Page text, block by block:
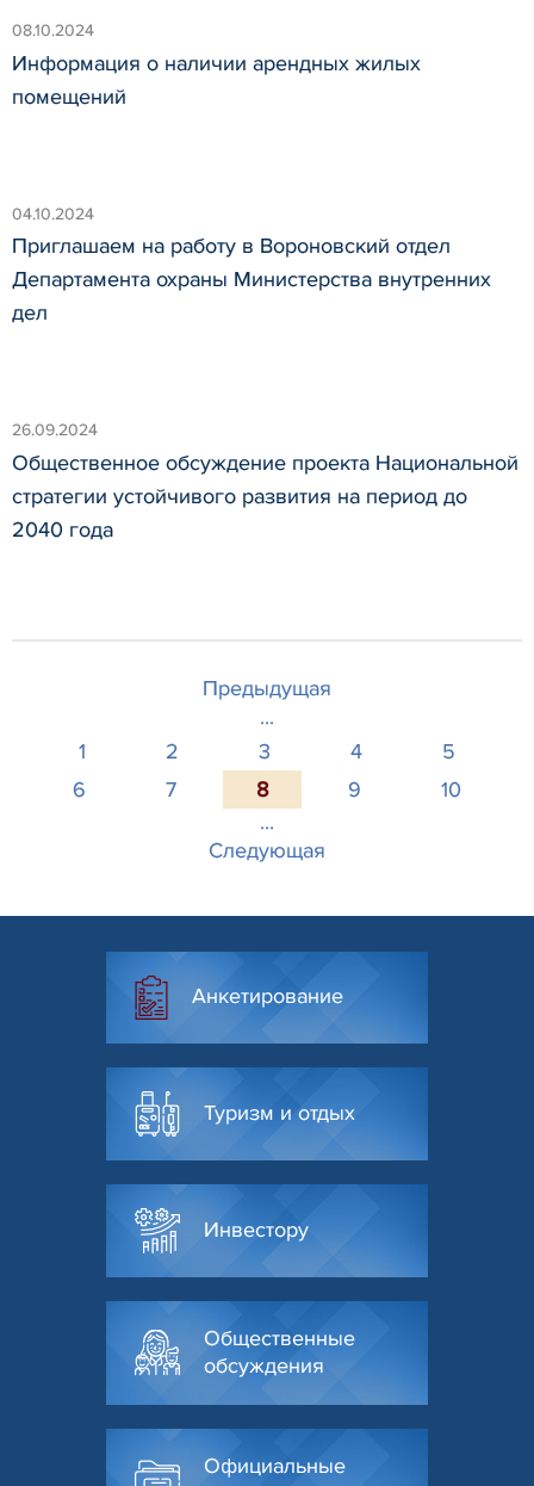
08.10.2024
Информация о наличии арендных жилых
помещений
04.10.2024
Приглашаем на работу в Вороновский отдел
Департамента охраны Министерства внутренних
дел
26.09.2024
Общественное обсуждение проекта Национальной
стратегии устойчивого развития на период до
2040 года
Предыдущая
...
1
2 3 4
5
6
7 8 9
10
...
Следующая
Анкетирование
Туризм и отдых
Инвестору
Общественные
обсуждения
Официальные